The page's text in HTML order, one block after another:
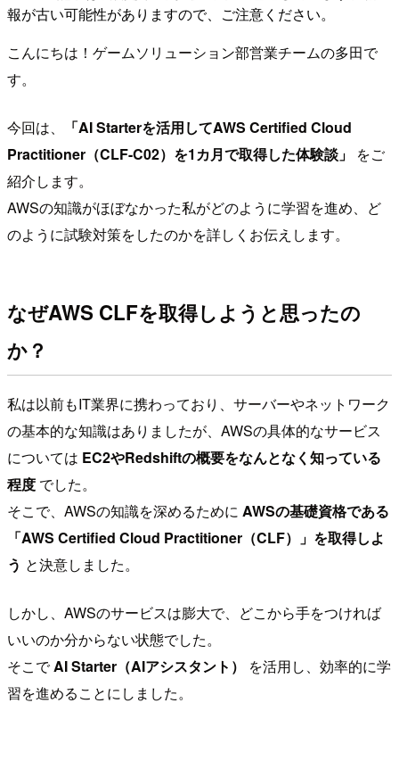
報が古い可能性がありますので、ご注意ください。
こんにちは！ゲームソリューション部営業チームの多田で
す。
今回は、
「AI Starterを活用してAWS Certified Cloud
Practitioner（CLF-C02）を1カ月で取得した体験談」
をご
紹介します。
AWSの知識がほぼなかった私がどのように学習を進め、ど
のように試験対策をしたのかを詳しくお伝えします。
なぜAWS CLFを取得しようと思ったの
か？
私は以前もIT業界に携わっており、サーバーやネットワーク
の基本的な知識はありましたが、AWSの具体的なサービス
については EC2やRedshiftの概要をなんとなく知っている
程度 でした。
そこで、AWSの知識を深めるために AWSの基礎資格である
「AWS Certified Cloud Practitioner（CLF）」を取得しよ
う と決意しました。
しかし、AWSのサービスは膨大で、どこから手をつければ
いいのか分からない状態でした。
そこでAI Starter（AIアシスタント）
を活用し、効率的に学
習を進めることにしました。